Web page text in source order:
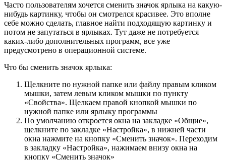
Часто пользователям хочется сменить значок ярлыка на какую-
нибудь картинку, чтобы он смотрелся красивее. Это вполне
себе можно сделать, главное найти подходящую картинку и
потом не запутаться в ярлыках. Тут даже не потребуется
каких-либо дополнительных программ, все уже
предусмотрено в операционной системе.
Что бы сменить значок ярлыка:
Щелкните по нужной папке или файлу правым кликом
мышки, затем левым кликом мышки по пункту
«Свойства». Щелкаем правой кнопкой мышки по
нужной папке или ярлыку программы
По умолчанию откроется окна на закладке «Общие»,
щелкните по закладке «Настройка», в нижней части
окна нажмите на кнопку «Сменить значок». Переходим
в закладку «Настройка», нажимаем внизу окна на
кнопку «Сменить значок»